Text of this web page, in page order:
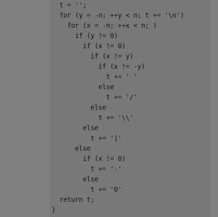
  t
= '' ;
for
(y = -n ; ++y < n ; t += '\n' )
for
(x = -n ; ++x < n ;
)
if
(y != 0)
if
(x != 0)
if
(x != y)
if
(x != -y)
              t
+=
' '
else
              t
+=
'/'
else
            t
+=
'\\'
else
          t
+=
'|'
else
if
(x != 0)
          t
+=
'-'
else
          t
+=
'O'
return t ;
}